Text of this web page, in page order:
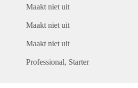
Maakt niet uit
Maakt niet uit
Maakt niet uit
Professional Starter